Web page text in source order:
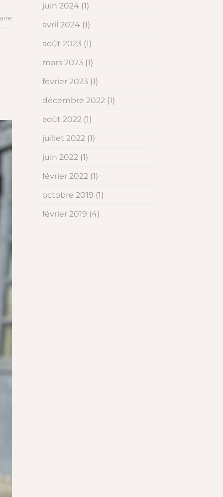
juin 2024(1)
avril 2024(1)
août 2023 (1)
mars 2023 (1)
février 2023 (1)
décembre 2022(1)
août 2022(1)
juillet 2022(1)
juin 2022(1)
février 2022(1)
octobre 2019 (1)
février 2019 (4)